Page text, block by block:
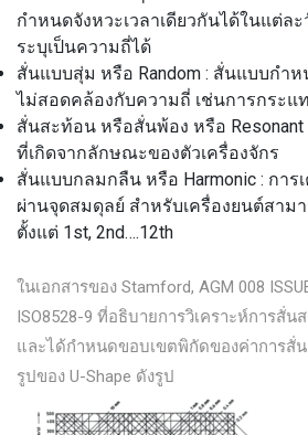
กำหนดจังหวะเวลาเดียวกันได้ในแต่ล
ระบุเป็นความถี่ได้
สั่นแบบสุ่ม หรือ Random : สั่นแบบกำห
ไม่สอดคล้องกับความถี่ เช่นการกระแ
สั่นสะท้อน หรือสั่นพ้อง หรือ
ที่เกิดจากลักษณะของตัวเครื่องจักร
สั่นแบบกลมกลืน หรือ Harmonic : กา
ผ่านจุดสมดุลย์ สำหรับเครื่องยนต์สาม
ตั้งแต่ 1st, 2nd….12th
ในเอกสารของ Stamford, AGM 008
ISO8528-9 ที่อธิบายการวิเคราะห์การสั่น
และได้กำหนดขอบเขตพิกัดของค่าการสั่
รูปของ U-Shape ดังรูป